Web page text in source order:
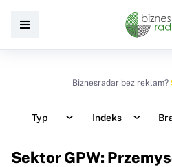
Biznesradar bez reklam?
Typ Indeks
Sektor GPW: